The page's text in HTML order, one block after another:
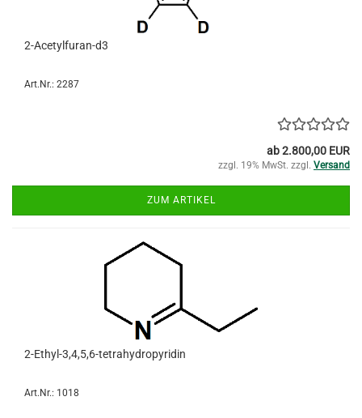
2-Acetylfuran-d3
Art.Nr.: 2287
ab 2.800,00 EUR
zzgl. 19% MwSt. zzgl. Versand
ZUM ARTIKEL
2-Ethyl-3,4,5,6-tetrahydropyridin
Art.Nr.: 1018